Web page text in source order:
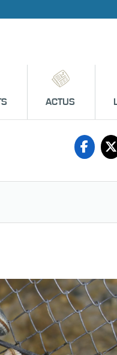
ACTUS